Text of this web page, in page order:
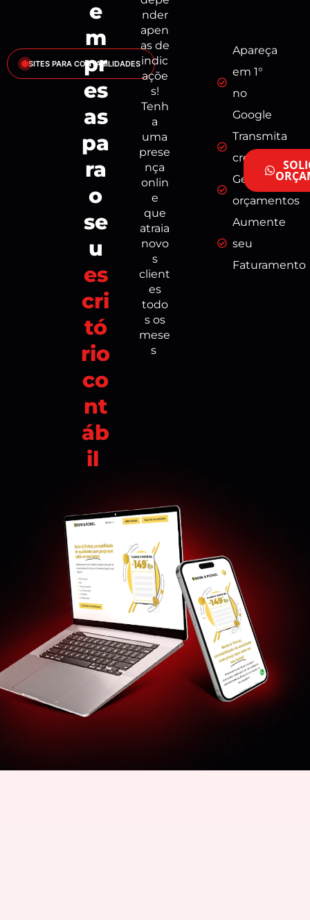
conteúdo
Landing Page Contabilidade
SITES PARA CONTABILIDADES
e
m
pr
es
as
pa
ra
o
se
u
es
cri
tó
rio
co
nt
áb
il
nder
apen
as de
indic
açõe
s!
Tenh
a
uma
prese
nça
onlin
e
que
atraia
novo
s
client
es
todo
s os
mese
s
Apareça
em 1°
no
Google
Transmita
credibilidade
Gere mais
orçamentos
Aumente
seu
Faturamento